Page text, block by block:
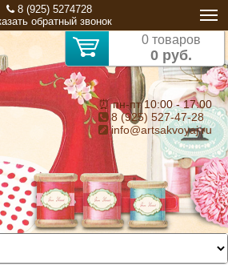
8 (925) 5274728
обратный звонок
0 товаров
0 руб.
⏰ пн-пт 10:00 - 17:00
8 (925) 527-47-28
info@artsakvoyaj.ru